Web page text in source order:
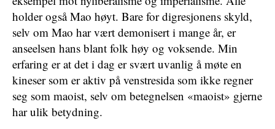
holder også Mao høyt. Bare for digresjonens skyld,
selv om Mao har vært demonisert i mange år, er
anseelsen hans blant folk høy og voksende. Min
erfaring er at det i dag er svært uvanlig å møte en
kineser som er aktiv på venstresida som ikke regner
seg som maoist, selv om betegnelsen «maoist» gjerne
har ulik betydning.